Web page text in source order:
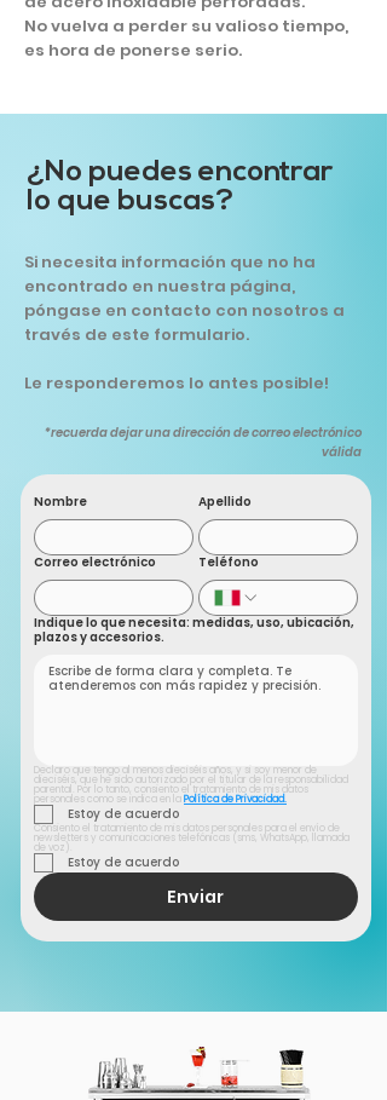
No vuelva a perder su valioso tiempo,
es hora de ponerse serio.
¿No puedes encontrar
lo que buscas?
Si necesita información que no ha
encontrado en nuestra página,
póngase en contacto con nosotros a
través de este formulario.
Le responderemos lo antes posible!
*recuerda dejar una dirección de correo electrónico
válida
Nombre Apellido
Correo electrónico Teléfono
Indique lo que necesita: medidas, uso, ubicación,
plazos y accesorios.
Declaro que tengo al menos dieciséis años, y si soy menor de
dieciséis, que he sido autorizado por el titular de la responsabilidad
parental. Por lo tanto, consiento el tratamiento de mis datos
personales como se indica en la Política de Privacidad.
Estoy de acuerdo
Consiento el tratamiento de mis datos personales para el envío de
newsletters y comunicaciones telefónicas (sms, WhatsApp, llamada
de voz).
Estoy de acuerdo
Enviar